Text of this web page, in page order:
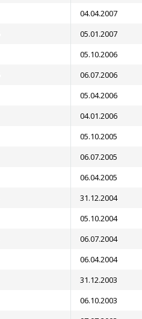
04.04.2007
05.01.2007
05.10.2006
06.07.2006
05.04.2006
04.01.2006
05.10.2005
06.07.2005
06.04.2005
31.12.2004
05.10.2004
06.07.2004
06.04.2004
31.12.2003
06.10.2003